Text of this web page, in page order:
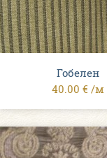
Гобелен
40.00 € /м